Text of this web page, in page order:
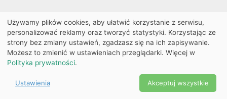
Ekobilet2026 |
Ustawienia
cookies
2026
Używamy plików cookies, aby ułatwić korzystanie z serwisu,
personalizować reklamy oraz tworzyć statystyki. Korzystając ze
strony bez zmiany ustawień, zgadzasz się na ich zapisywanie.
Możesz to zmienić w ustawieniach przeglądarki. Więcej w
Polityka prywatności.
Ustawienia Akceptuj wszystkie